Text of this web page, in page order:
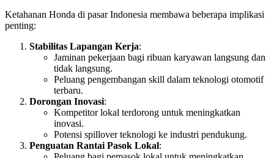
Ketahanan Honda di pasar Indonesia membawa beberapa implikasi
penting:
Stabilitas Lapangan Kerja:
Jaminan pekerjaan bagi ribuan karyawan langsung dan
tidak langsung.
Peluang pengembangan skill dalam teknologi otomotif
terbaru.
Dorongan Inovasi:
Kompetitor lokal terdorong untuk meningkatkan
inovasi.
Potensi spillover teknologi ke industri pendukung.
Penguatan Rantai Pasok Lokal: